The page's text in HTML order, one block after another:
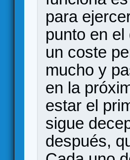
para
punto en
un coste
mucho y
en la
estar el
sigue
después,